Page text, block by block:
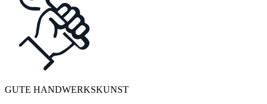
GUTE HANDWERKSKUNST